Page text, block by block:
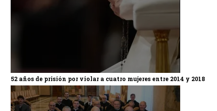
52 años de prisión por violar a cuatro mujeres entre 2014 y 2018